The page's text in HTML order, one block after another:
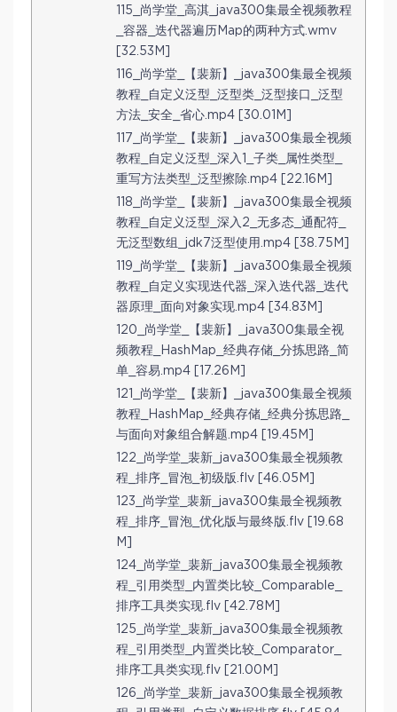
115_尚学堂_高淇_java300集最全视频教程
_容器_迭代器遍历Map的两种方式.wmv
[32.53M]
116_尚学堂_【裴新】_java300集最全视频
教程_自定义泛型_泛型类_泛型接口_泛型
方法_安全_省心.mp4 [30.01M]
117_尚学堂_【裴新】_java300集最全视频
教程_自定义泛型_深入1_子类_属性类型_
重写方法类型_泛型擦除.mp4 [22.16M]
118_尚学堂_【裴新】_java300集最全视频
教程_自定义泛型_深入2_无多态_通配符_
无泛型数组_jdk7泛型使用.mp4 [38.75M]
119_尚学堂_【裴新】_java300集最全视频
教程_自定义实现迭代器_深入迭代器_迭代
器原理_面向对象实现.mp4 [34.83M]
120_尚学堂_【裴新】_java300集最全视
频教程_HashMap_经典存储_分拣思路_简
单_容易.mp4 [17.26M]
121_尚学堂_【裴新】_java300集最全视频
教程_HashMap_经典存储_经典分拣思路_
与面向对象组合解题.mp4 [19.45M]
122_尚学堂_裴新_java300集最全视频教
程_排序_冒泡_初级版.flv [46.05M]
123_尚学堂_裴新_java300集最全视频教
程_排序_冒泡_优化版与最终版.flv [19.68
M]
124_尚学堂_裴新_java300集最全视频教
程_引用类型_内置类比较_Comparable_
排序工具类实现.flv [42.78M]
125_尚学堂_裴新_java300集最全视频教
程_引用类型_内置类比较_Comparator_
排序工具类实现.flv [21.00M]
126_尚学堂_裴新_java300集最全视频教